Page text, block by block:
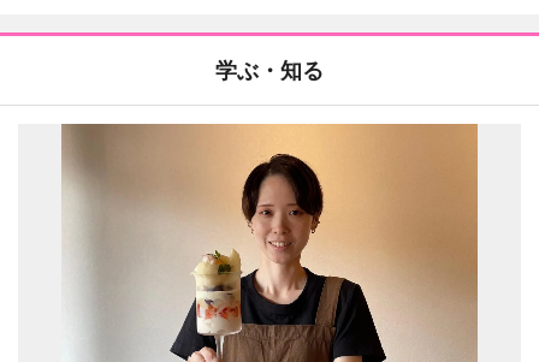
学ぶ・知る